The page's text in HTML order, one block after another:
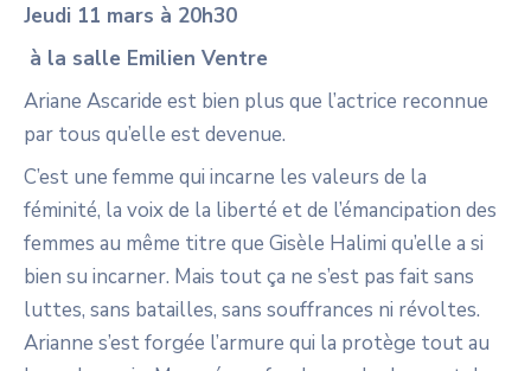
Jeudi 11 mars à 20h30
à la salle Emilien Ventre
Ariane Ascaride est bien plus que l’actrice reconnue
par tous qu’elle est devenue.
C’est une femme qui incarne les valeurs de la
féminité, la voix de la liberté et de l’émancipation des
femmes au même titre que Gisèle Halimi qu’elle a si
bien su incarner. Mais tout ça ne s’est pas fait sans
luttes, sans batailles, sans souffrances ni révoltes.
Arianne s’est forgée l’armure qui la protège tout au